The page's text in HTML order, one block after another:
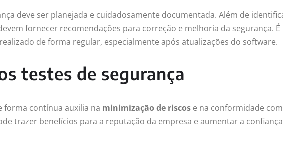
deve ser planejada e cuidadosamente documentada. Além de
fornecer recomendações para correção e melhoria da segurança. É
de forma regular, especialmente após atualizações do software.
testes de segurança
forma contínua auxilia na minimização de riscos e na conformidade com
trazer benefícios para a reputação da empresa e aumentar a